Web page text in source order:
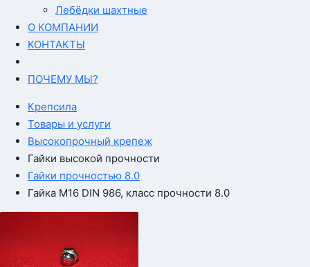
Лебёдки шахтные
О КОМПАНИИ
КОНТАКТЫ
ПОЧЕМУ МЫ?
Крепсила
Товары и услуги
Высокопрочный крепеж
Гайки высокой прочности
Гайки прочностью 8.0
Гайка М16 DIN 986, класс прочности 8.0